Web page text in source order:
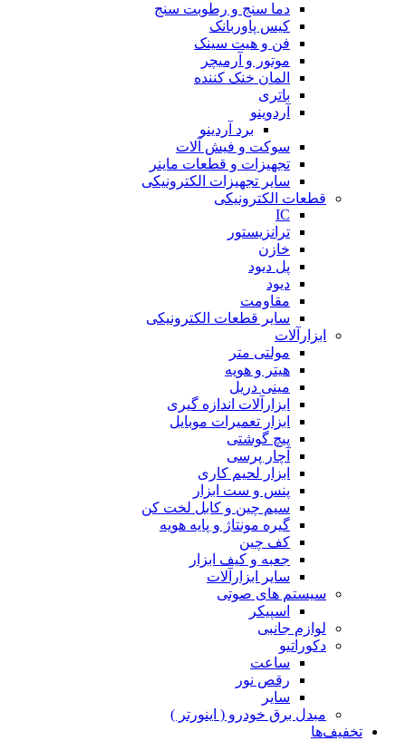
دما سنج و رطوبت سنج
کیس پاوربانک
فن و هیت سینک
موتور و آرمیچر
المان خنک کننده
باتری
آردوینو
برد آردینو
سوکت و فیش آلات
تجهیزات و قطعات ماینر
سایر تجهیزات الکترونیکی
قطعات الکترونیکی
IC
ترانزیستور
خازن
پل دیود
دیود
مقاومت
سایر قطعات الکترونیکی
ابزارآلات
مولتی متر
هیتر و هویه
مینی دریل
ابزارآلات اندازه گیری
ابزار تعمیرات موبایل
پیچ گوشتی
آچار پرسی
ابزار لحیم کاری
پنس و ست ابزار
سیم چین و کابل لخت کن
گیره مونتاژ و پایه هویه
کف چین
جعبه و کیف ابزار
سایر ابزارآلات
سیستم های صوتی
اسپیکر
لوازم جانبی
دکوراتیو
ساعت
رقص نور
سایر
مبدل برق خودرو ( اینورتر )
تخفیف‌ها